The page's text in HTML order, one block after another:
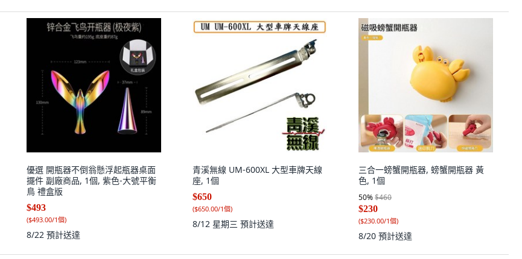
優選 開瓶器不倒翁懸浮起瓶器桌面
擺件 副廠商品, 1個, 紫色-大號平衡
鳥 禮盒版
$493
($493.00/1個)
8/22 預計送達
青溪無線 UM-600XL 大型車牌天線
座, 1個
$650
($650.00/1個)
8/12 星期三 預計送達
三合一螃蟹開瓶器, 螃蟹開瓶器 黃
色, 1個
50%$460
$230
($230.00/1個)
8/20 預計送達